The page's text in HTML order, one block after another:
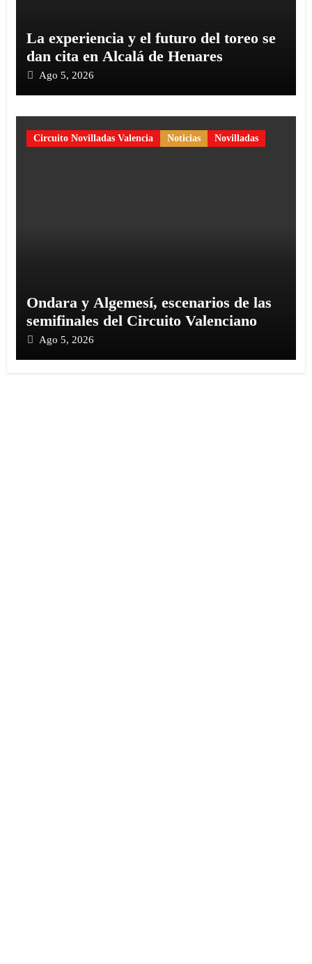
La experiencia y el futuro del toreo se
dan cita en Alcalá de Henares
Ago 5, 2026
Circuito Novilladas Valencia Noticias Novilladas
Ondara y Algemesí, escenarios de las
semifinales del Circuito Valenciano
Ago 5, 2026